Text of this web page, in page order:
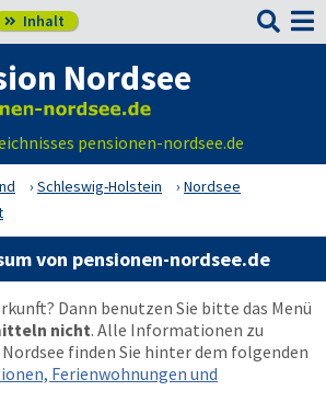
 Inhalt 
Nordsee
pensionen-nordsee.de
Schleswig-Holstein
Nordsee
von pensionen-nordsee.de
Dann benutzen Sie bitte das Menü
nicht. Alle Informationen zu
finden Sie hinter dem folgenden
Ferienwohnungen und